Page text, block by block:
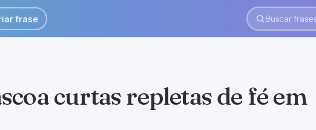
frase
Buscar frases
curtas repletas de fé em